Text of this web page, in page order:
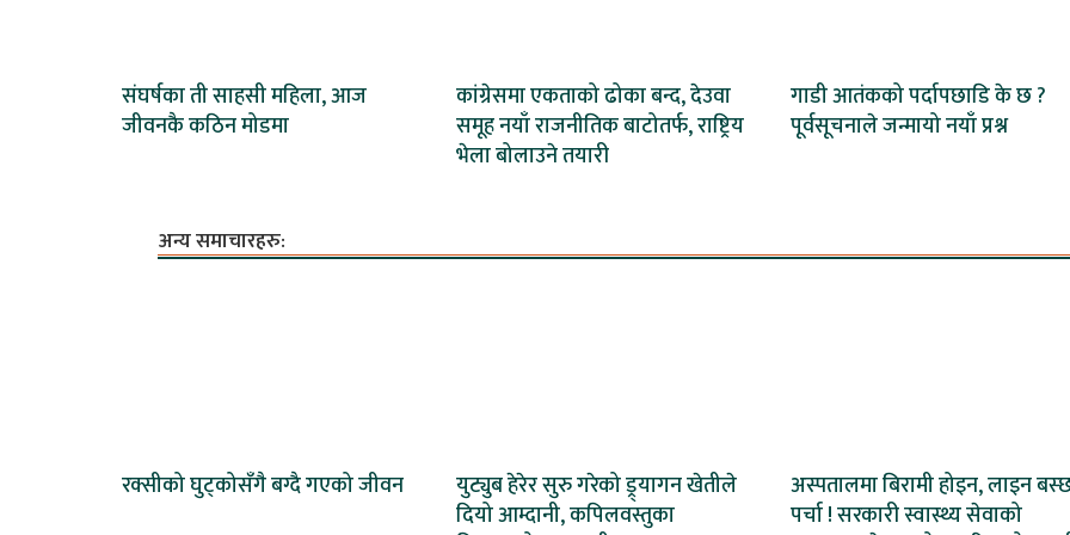
संघर्षका ती साहसी महिला, आज
जीवनकै कठिन मोडमा
कांग्रेसमा एकताको ढोका बन्द, देउवा
समूह नयाँ राजनीतिक बाटोतर्फ, राष्ट्रिय
भेला बोलाउने तयारी
गाडी आतंकको पर्दापछाडि के छ ?
पूर्वसूचनाले जन्मायो नयाँ प्रश्न
अन्य समाचारहरु:
रक्सीको घुट्कोसँगै बग्दै गएको जीवन
युट्युब हेरेर सुरु गरेको ड्र्यागन खेतीले
दियो आम्दानी, कपिलवस्तुका
अस्पतालमा बिरामी होइन, लाइन
पर्चा ! सरकारी स्वास्थ्य सेवाको